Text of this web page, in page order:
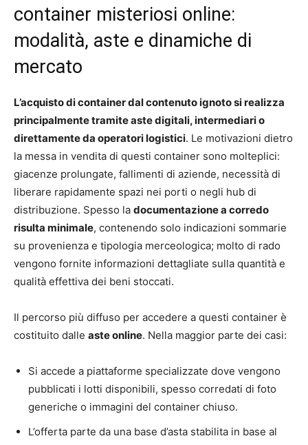
container misteriosi online:
modalità, aste e dinamiche di
mercato
L’acquisto di container dal contenuto ignoto si realizza
principalmente tramite aste digitali, intermediari o
direttamente da operatori logistici. Le motivazioni dietro
la messa in vendita di questi container sono molteplici:
giacenze prolungate, fallimenti di aziende, necessità di
liberare rapidamente spazi nei porti o negli hub di
distribuzione. Spesso la documentazione a corredo
risulta minimale, contenendo solo indicazioni sommarie
su provenienza e tipologia merceologica; molto di rado
vengono fornite informazioni dettagliate sulla quantità e
qualità effettiva dei beni stoccati.
Il percorso più diffuso per accedere a questi container è
costituito dalle aste online. Nella maggior parte dei casi:
Si accede a piattaforme specializzate dove vengono
pubblicati i lotti disponibili, spesso corredati di foto
generiche o immagini del container chiuso.
L’offerta parte da una base d’asta stabilita in base al